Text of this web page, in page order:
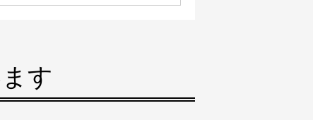
す